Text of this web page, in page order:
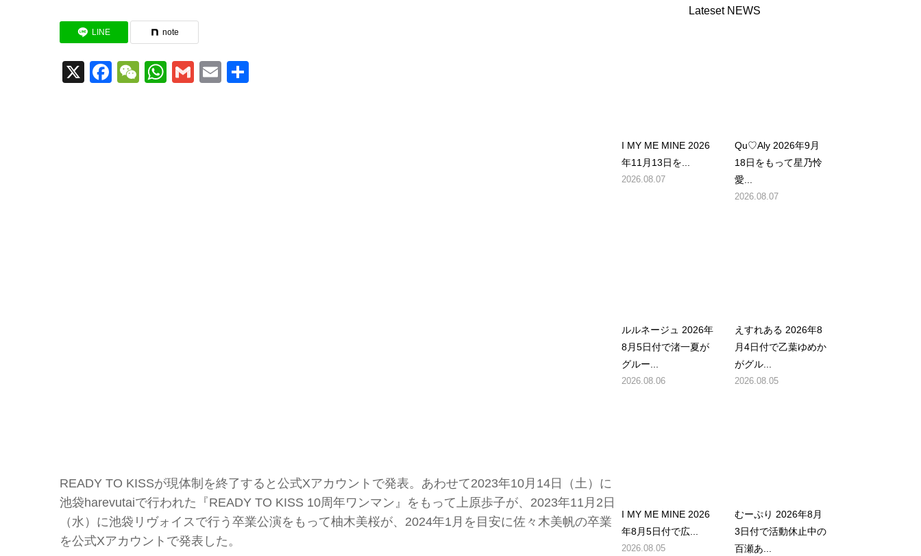
LINE note
X Facebook
WeChat
WhatsApp
GmailEmail
READY TO KISSが現体制を終了すると公式Xアカウントで発表。あわせて2023年10月14日（土）に
池袋harevutaiで行われた『READY TO KISS 10周年ワンマン』をもって上原歩子が、2023年11月2日
（水）に池袋リヴォイスで行う卒業公演をもって柚木美桜が、2024年1月を目安に佐々木美帆の卒業
を公式Xアカウントで発表した。
Lateset NEWS
I MY ME MINE 2026
年11月13日を...
2026.08.07
Qu♡Aly 2026年9月
18日をもって星乃怜
愛...
2026.08.07
ルルネージュ 2026年
8月5日付で渚一夏が
グルー...
2026.08.06
えすれある 2026年8
月4日付で乙葉ゆめか
がグル...
2026.08.05
I MY ME MINE 2026
年8月5日付で広...
2026.08.05
むーぷり 2026年8月
3日付で活動休止中の
百瀬あ...